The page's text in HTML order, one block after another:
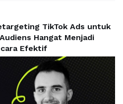
TikTok Ads untuk
Hangat Menjadi
Efektif